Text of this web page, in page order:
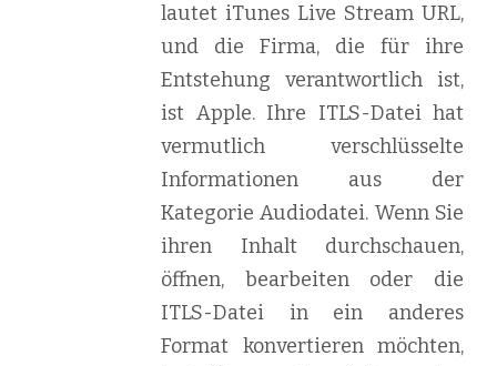
lautet iTunes Live Stream URL,
und die Firma, die für ihre
Entstehung verantwortlich ist,
ist Apple. Ihre ITLS-Datei hat
vermutlich verschlüsselte
Informationen aus der
Kategorie Audiodatei. Wenn Sie
ihren Inhalt durchschauen,
öffnen, bearbeiten oder die
ITLS-Datei in ein anderes
Format konvertieren möchten,